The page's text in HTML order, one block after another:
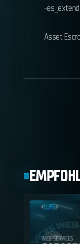
-
Asset